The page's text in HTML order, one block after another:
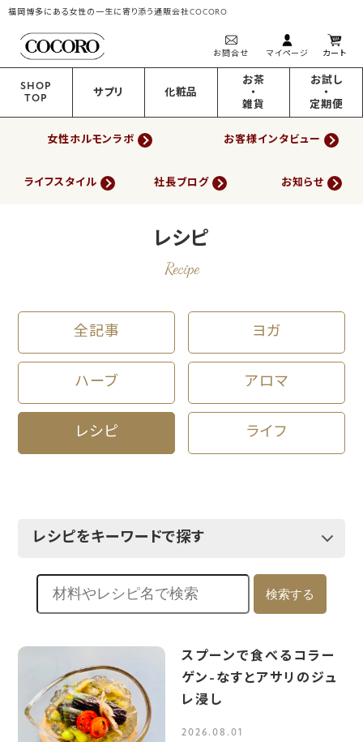
福岡博多にある女性の一生に寄り添う通販会社COCORO
お問合せ マイページ カート
SHOP
TOP
サプリ 化粧品
お茶
・
雑貨
お試し
・
定期便
女性ホルモンラボ お客様インタビュー
ライフスタイル 社長ブログ お知らせ
レシピ
Recipe
全記事 ヨガ
ハーブ アロマ
レシピ ライフ
レシピをキーワードで探す
元気になるレシピ 更年期レシピ
宮成なみ先生のレシピ
徳永睦子先生のレシピ
スプーンで食べるコラー
ゲン-なすとアサリのジュ
レ浸し
2026.08.01